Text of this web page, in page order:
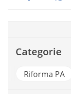
Categorie
Riforma PA